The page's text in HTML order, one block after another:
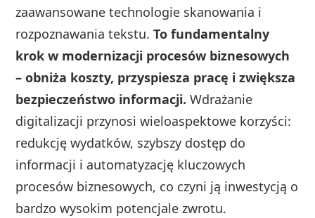
zaawansowane technologie skanowania i
rozpoznawania tekstu.To fundamentalny
krok w modernizacji procesów biznesowych
– obniża koszty, przyspiesza pracę i zwiększa
bezpieczeństwo informacji. Wdrażanie
digitalizacji przynosi wieloaspektowe korzyści:
redukcję wydatków, szybszy dostęp do
informacji i automatyzację kluczowych
procesów biznesowych, co czyni ją inwestycją o
bardzo wysokim potencjale zwrotu.